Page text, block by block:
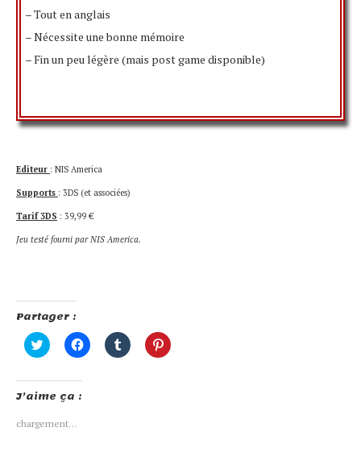
– Tout en anglais
– Nécessite une bonne mémoire
– Fin un peu légère (mais post game disponible)
Editeur : NIS America
Supports : 3DS (et associées)
Tarif 3DS : 39,99 €
Jeu testé fourni par NIS America.
Partager :
Cliquez
pour
Twitter(ouvre
dans
une
fenêtre)
Cliquez
pour
Cliquez
pour
Cliquez
pour
J’aime ça :
chargement…